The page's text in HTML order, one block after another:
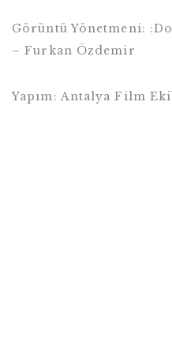
Görüntü Yönetmeni:
– Furkan Özdemir
Yapım: Antalya Film